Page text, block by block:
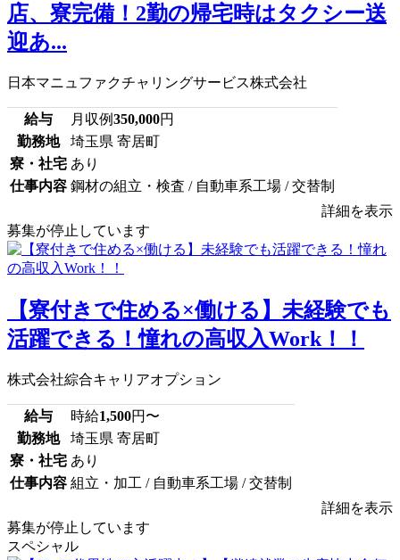
店、寮完備！2勤の帰宅時はタクシー送
迎あ...
日本マニュファクチャリングサービス株式会社
給与 月収例350,000円
勤務地
埼玉県 寄居町
寮・社宅 あり
仕事内容 鋼材の組立・検査 / 自動車系工場 / 交替制
詳細を表示
募集が停止しています
【寮付きで住める×働ける】未経験でも
活躍できる！憧れの高収入Work！！
株式会社綜合キャリアオプション
給与 時給1,500円〜
勤務地
埼玉県 寄居町
寮・社宅 あり
仕事内容 組立・加工 / 自動車系工場 / 交替制
詳細を表示
募集が停止しています
スペシャル